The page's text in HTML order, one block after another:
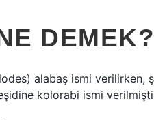
DEMEK?
alabaş ismi verilirken,
kolorabi ismi